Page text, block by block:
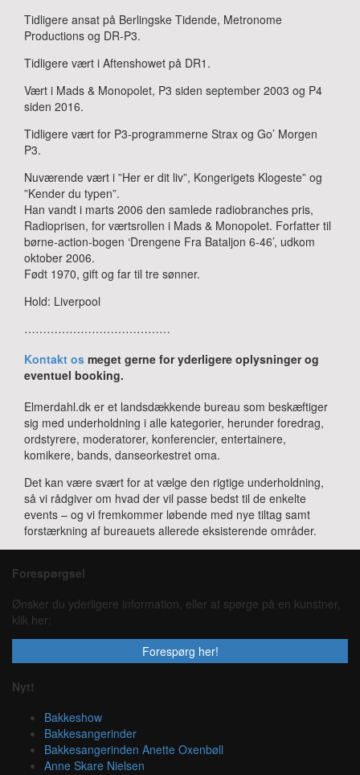
Tidligere ansat på Berlingske Tidende, Metronome
Productions og DR-P3.
Tidligere vært i Aftenshowet på DR1.
Vært i Mads & Monopolet, P3 siden september 2003 og P4
siden 2016.
Tidligere vært for P3-programmerne Strax og Go’ Morgen
P3.
Nuværende vært i ”Her er dit liv”, Kongerigets Klogeste” og
”Kender du typen”.
Han vandt i marts 2006 den samlede radiobranches pris,
Radioprisen, for værtsrollen i Mads & Monopolet. Forfatter til
børne-action-bogen ‘Drengene Fra Bataljon 6-46’, udkom
oktober 2006.
Født 1970, gift og far til tre sønner.
Hold: Liverpool
…………………………………
Kontakt os meget gerne for yderligere oplysninger og
eventuel booking.
Elmerdahl.dk er et landsdækkende bureau som beskæftiger
sig med underholdning i alle kategorier, herunder foredrag,
ordstyrere, moderatorer, konferencier, entertainere,
komikere, bands, danseorkestret oma.
Det kan være svært for at vælge den rigtige underholdning,
så vi rådgiver om hvad der vil passe bedst til de enkelte
events – og vi fremkommer løbende med nye tiltag samt
forstærkning af bureauets allerede eksisterende områder.
Forespørgsel
Ønsker du yderligere information, eller at spørge på en kunstner,
klik her:
Forespørg her!
Nyt!
Bakkeshow
Bakkesangerinder
Bakkesangerinden Anette Oxenbøll
Anne Skare Nielsen